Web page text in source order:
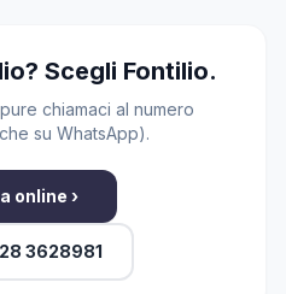
Scegli Fontilio.
chiamaci al numero
su WhatsApp).
online ›
3628981